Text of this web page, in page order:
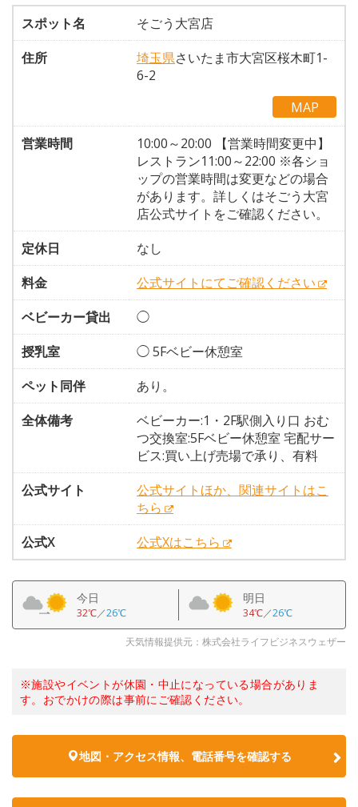
スポット名
そごう大宮店
住所
埼玉県さいたま市大宮区桜木町1-
6-2
MAP
営業時間
10:00～20:00 【営業時間変更中】
レストラン11:00～22:00 ※各ショ
ップの営業時間は変更などの場合
があります。詳しくはそごう大宮
店公式サイトをご確認ください。
定休日
なし
料金
公式サイトにてご確認ください
ベビーカー貸出
◯
授乳室
◯ 5Fベビー休憩室
ペット同伴
あり。
全体備考
ベビーカー:1・2F駅側入り口 おむ
つ交換室:5Fベビー休憩室 宅配サー
ビス:買い上げ売場で承り、有料
公式サイト
公式サイトほか、関連サイトはこ
ちら
公式X
公式Xはこちら
今日
32℃／26℃
明日
34℃／26℃
天気情報提供元：株式会社ライフビジネスウェザー
※施設やイベントが休園・中止になっている場合がありま
す。おでかけの際は事前にご確認ください。
地図・アクセス情報、電話番号を確認する